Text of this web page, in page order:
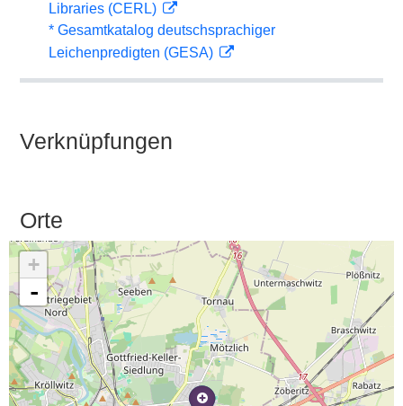
Libraries (CERL)
* Gesamtkatalog deutschsprachiger
Leichenpredigten (GESA)
Verknüpfungen
Orte
+
-